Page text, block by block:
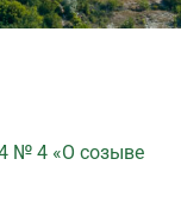
№ 4 «О созыве